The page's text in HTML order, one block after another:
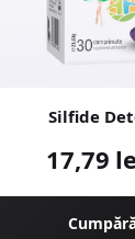
Silfide
17,79